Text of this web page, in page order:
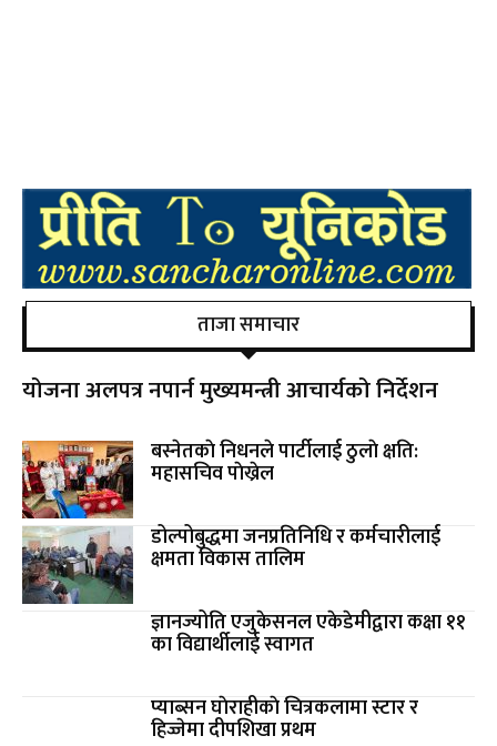
ताजा समाचार
योजना अलपत्र नपार्न मुख्यमन्त्री आचार्यको निर्देशन
बस्नेतकाे निधनले पार्टीलाई ठुलाे क्षति:
महासचिव पाेख्रेल
डोल्पोबुद्धमा जनप्रतिनिधि र कर्मचारीलाई
क्षमता विकास तालिम
ज्ञानज्योति एजुकेसनल एकेडेमीद्वारा कक्षा ११
का विद्यार्थीलाई स्वागत
प्याब्सन घाेराहीकाे चित्रकलामा स्टार र
हिज्जेमा दीपशिखा प्रथम